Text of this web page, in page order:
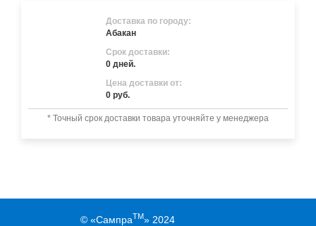
Доставка по городу:
Абакан
Срок доставки:
0 дней.
Цена доставки от:
0 руб.
* Точный срок доставки товара уточняйте у менеджера
© «СампраTM» 2024